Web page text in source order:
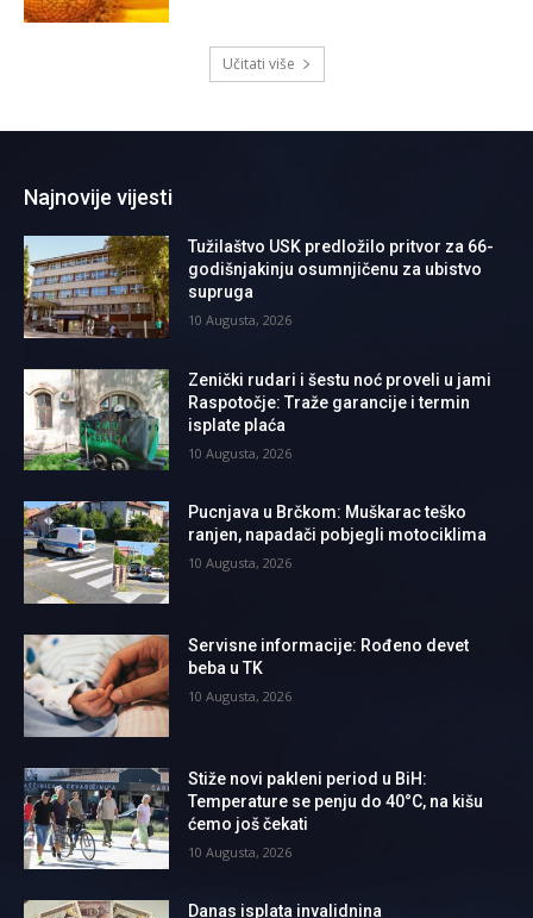
Učitati više
Najnovije vijesti
Tužilaštvo USK predložilo pritvor za 66-
godišnjakinju osumnjičenu za ubistvo
supruga
10 Augusta, 2026
Zenički rudari i šestu noć proveli u jami
Raspotočje: Traže garancije i termin
isplate plaća
10 Augusta, 2026
Pucnjava u Brčkom: Muškarac teško
ranjen, napadači pobjegli motociklima
10 Augusta, 2026
Servisne informacije: Rođeno devet
beba u TK
10 Augusta, 2026
Stiže novi pakleni period u BiH:
Temperature se penju do 40°C, na kišu
ćemo još čekati
10 Augusta, 2026
Danas isplata invalidnina